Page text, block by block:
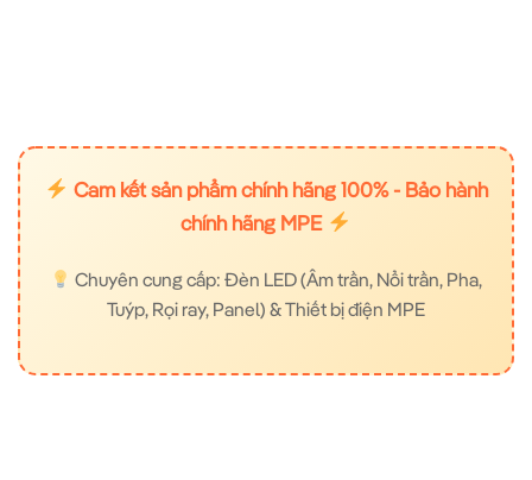
Cam kết sản phẩm chính hãng 100% - Bảo hành
chính hãng MPE
Chuyên cung cấp: Đèn LED (Âm trần, Nổi trần, Pha,
Tuýp, Rọi ray, Panel) & Thiết bị điện MPE